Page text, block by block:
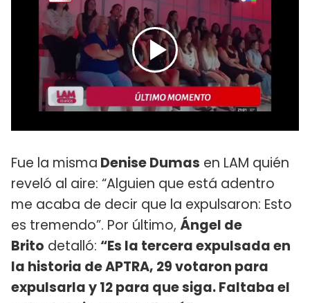
Fue la misma Denise Dumas en LAM quién
reveló al aire: “Alguien que está adentro
me acaba de decir que la expulsaron: Esto
es tremendo”. Por último, Ángel de
Brito detalló: “Es la tercera expulsada en
la historia de APTRA, 29 votaron para
expulsarla y 12 para que siga. Faltaba el